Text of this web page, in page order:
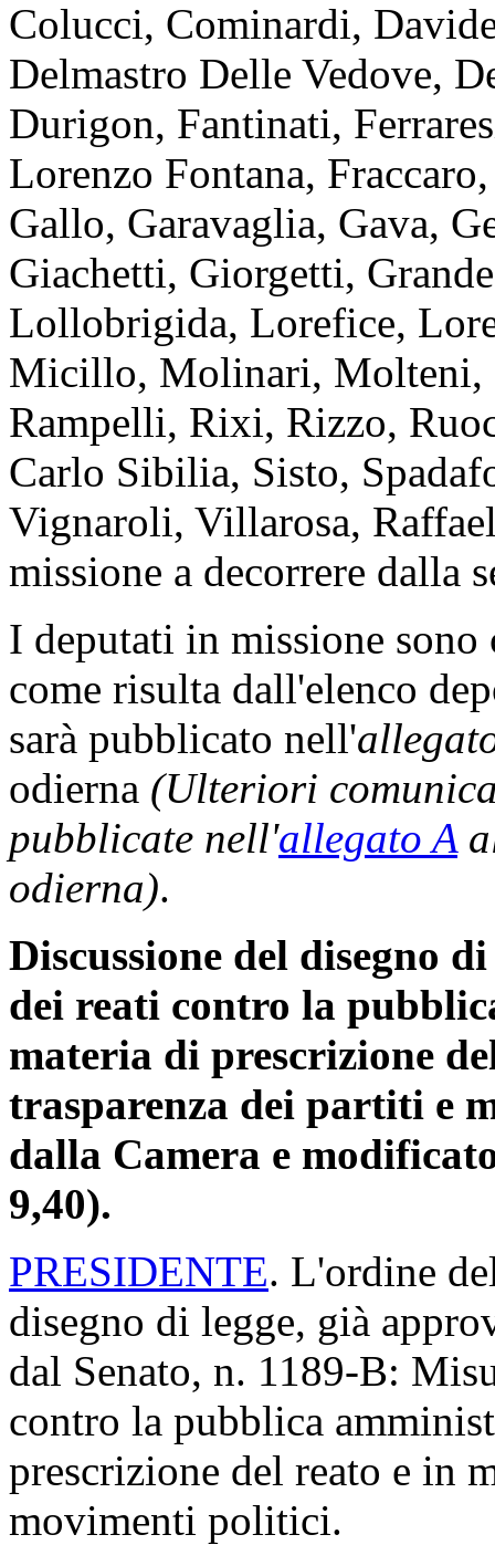
Colucci, Cominardi,
Delmastro Delle Vedove,
Durigon, Fantinati,
Lorenzo Fontana,
Gallo, Garavaglia, Gava,
Giachetti, Giorgetti,
Lollobrigida, Lorefice,
Micillo, Molinari, Molteni,
Rampelli, Rixi, Rizzo,
Carlo Sibilia, Sisto,
Vignaroli, Villarosa,
missione a decorrere dalla
I deputati in missione sono
come risulta dall'elenco
sarà pubblicato nell'
odierna (Ulteriori
pubblicate nell'allegato A
odierna).
Discussione del disegno
dei reati contro la
materia di prescrizione
trasparenza dei partiti e
dalla Camera e
9,40).
PRESIDENTE. L'ordine
disegno di legge, già
dal Senato, n. 1189-B:
contro la pubblica
prescrizione del reato e in
movimenti politici.